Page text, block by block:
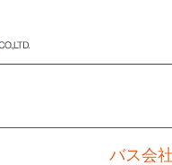
バス会